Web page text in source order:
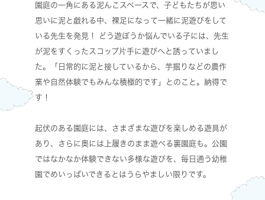
園庭の一角にある泥んこスペースで、子どもたちが思い
思いに泥と戯れる中、裸足になって一緒に泥遊びをして
いる先生を発見！ どう遊ぼうか悩んでいる子には、先生
が泥をすくったスコップ片手に遊びへと誘っていまし
た。「日常的に泥と接しているから、芋掘りなどの農作
業や自然体験でもみんな積極的です」とのこと。納得で
す！
起伏のある園庭には、さまざまな遊びを楽しめる遊具が
あり、さらに奥には上履きのまま遊べる裏園庭も。公園
ではなかなか体験できない多様な遊びを、毎日通う幼稚
園でめいっぱいできるとはうらやましい限りです。